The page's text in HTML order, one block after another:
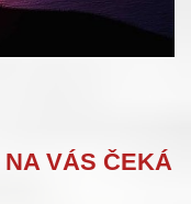
NA VÁS ČEKÁ